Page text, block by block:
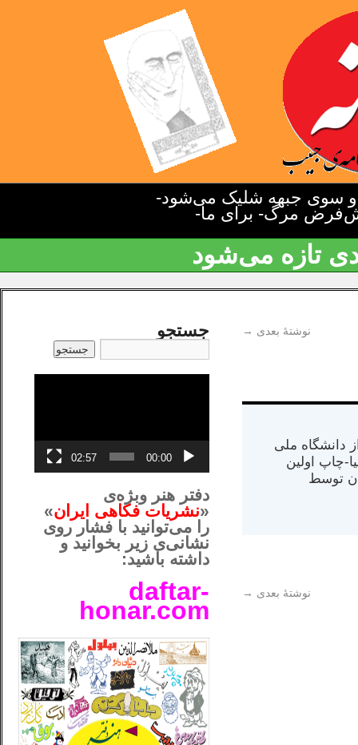
سوی جبهه شلیک می‌شود-
مرگ- برای ما-
تازه می‌شود
نوشتهٔ بعدی →
از دانشگاه ملی
در کالیفرنیا-چاپ اولین
در سال ۱۳۸۴ در ایران توسط
نوشتهٔ بعدی →
جستجو
00:00
02:57
دفتر هنر وبژه‌ی
«نشریات فکاهی ایران»
را می‌توانید با فشار روی
نشانی‌ی زیر بخوانید و
داشته باشید:
daftar-
honar.com